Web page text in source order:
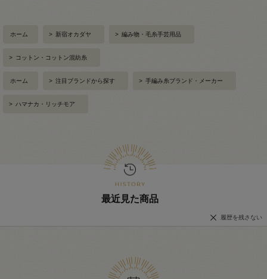
ホーム > 新宿オカダヤ > 編み物・毛糸手芸用品
> コットン・コットン混紡糸
ホーム > 注目ブランドから探す > 手編み糸ブランド・メーカー
> ハマナカ・リッチモア
最近見た商品
履歴を残さない